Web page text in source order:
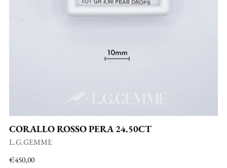
CORALLO ROSSO PERA 24.50CT
L.G.GEMME
Prezzo
€450,00